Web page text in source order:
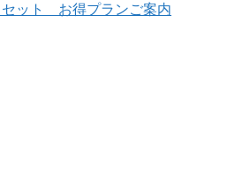
セット お得プランご案内